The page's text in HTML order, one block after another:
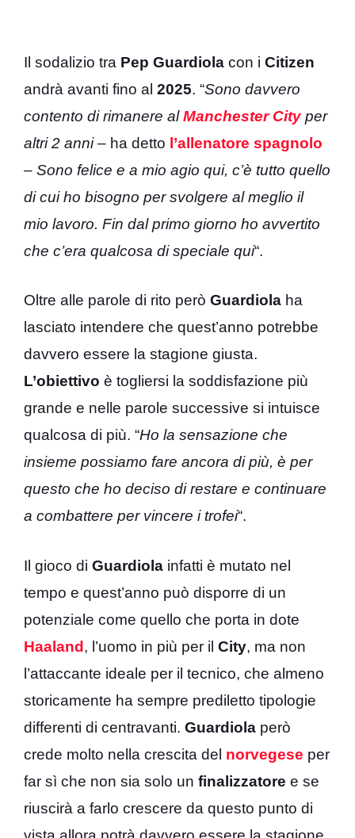
Il sodalizio tra Pep Guardiola con i Citizen
andrà avanti fino al 2025. “Sono davvero
contento di rimanere alManchester Cityper
altri 2 anni– ha detto l’allenatore spagnolo
– Sono felice e a mio agio qui, c’è tutto quello
di cui ho bisogno per svolgere al meglio il
mio lavoro. Fin dal primo giorno ho avvertito
che c’era qualcosa di speciale qui“.
Oltre alle parole di rito però Guardiola ha
lasciato intendere che quest’anno potrebbe
davvero essere la stagione giusta.
L’obiettivo è togliersi la soddisfazione più
grande e nelle parole successive si intuisce
qualcosa di più. “Ho la sensazione che
insieme possiamo fare ancora di più, è per
questo che ho deciso di restare e continuare
a combattere per vincere i trofei“.
Il gioco di Guardiola infatti è mutato nel
tempo e quest’anno può disporre di un
potenziale come quello che porta in dote
Haaland, l’uomo in più per il City, ma non
l’attaccante ideale per il tecnico, che almeno
storicamente ha sempre prediletto tipologie
differenti di centravanti. Guardiola però
crede molto nella crescita del norvegese per
far sì che non sia solo un finalizzatore e se
riuscirà a farlo crescere da questo punto di